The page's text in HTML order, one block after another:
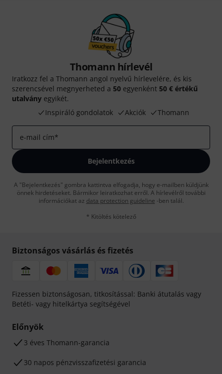
Thomann hírlevél
Iratkozz fel a Thomann angol nyelvű hírlevelére, és kis
szerencsével megnyerheted a 50 egyenként 50 € értékű
utalvány egyikét.
Inspiráló gondolatok
Akciók Thomann
e-mail cím*
Bejelentkezés
A "Bejelentkezés" gombra kattintva elfogadja, hogy e-mailben küldjünk
önnek hirdetéseket. Bármikor leiratkozhat erről. A hírlevélről további
információkat az data protection guideline -ben talál.
* Kitöltés kötelező
Biztonságos vásárlás és fizetés
Fizessen biztonságosan, titkosítással: Banki átutalás vagy
Betéti- vagy hitelkártya segítségével
Előnyök
3 éves Thomann-garancia
30 napos pénzvisszafizetési garancia